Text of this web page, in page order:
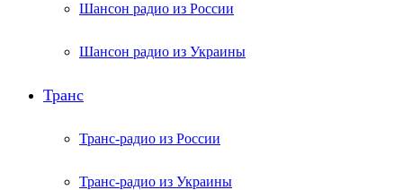
Шансон радио из России
Шансон радио из Украины
Транс
Транс-радио из России
Транс-радио из Украины